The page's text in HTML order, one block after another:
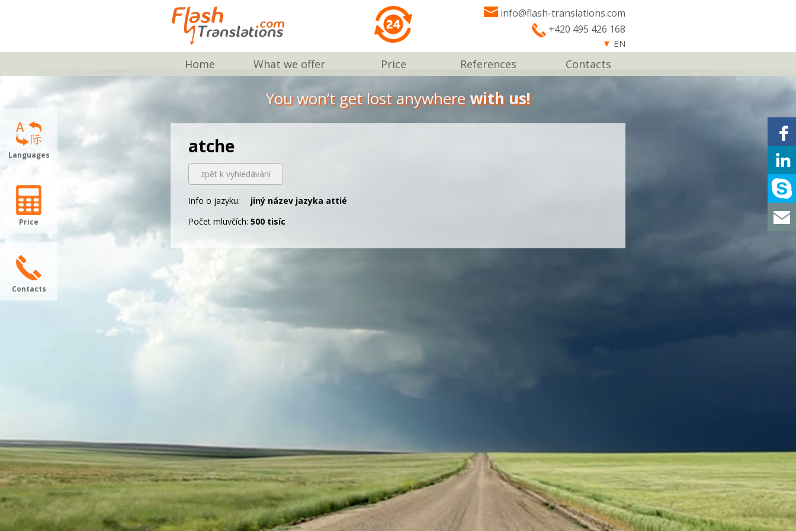
info@flash-translations.com
+420 495 426 168
▼ EN
Home What we offer Price References Contacts
Languages
Price
Contacts
You won’t get lost anywhere with us!
atche
zpět k vyhledávání
Info o jazyku:
jiný název jazyka attié
Počet mluvčích: 500 tisíc